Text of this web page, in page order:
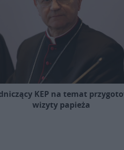
KEP na temat
wizyty papieża